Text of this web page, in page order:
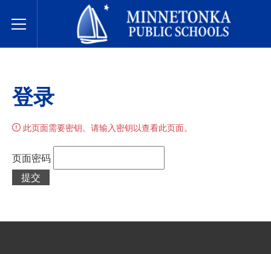
Toggle Menu
明尼通卡公立学校
登录
此页面需要密钥。请输入密钥以查看此页面。
页面密码